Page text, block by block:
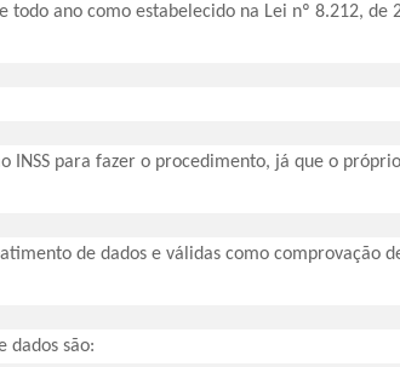
ano como estabelecido na Lei nº 8.212, de
INSS para fazer o procedimento, já que o próprio
de dados e válidas como comprovação
dados são: